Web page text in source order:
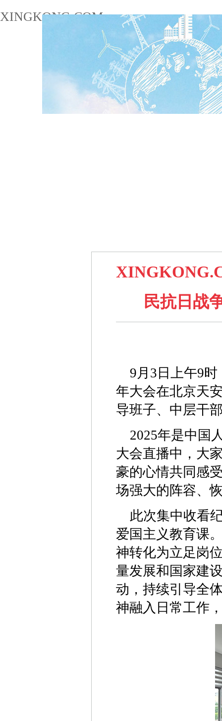
XINGKONG.COM
民抗日战
9月3日上午9
年大会在北京天
导班子、中层干
2025年是中国
大会直播中，大
豪的心情共同感
场强大的阵容、
此次集中收看
爱国主义教育课
神转化为立足岗
量发展和国家建
动，持续引导全
神融入日常工作